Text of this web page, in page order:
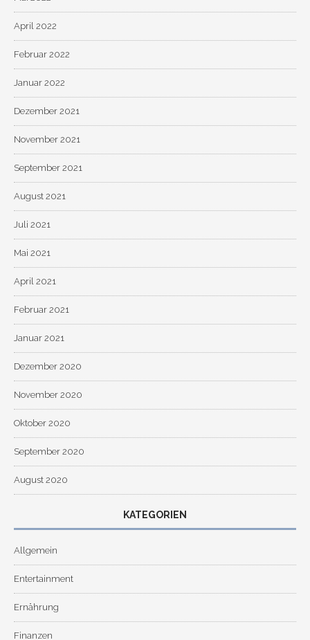
April 2022
Februar 2022
Januar 2022
Dezember 2021
November 2021
September 2021
August 2021
Juli 2021
Mai 2021
April 2021
Februar 2021
Januar 2021
Dezember 2020
November 2020
Oktober 2020
September 2020
August 2020
KATEGORIEN
Allgemein
Entertainment
Ernährung
Finanzen